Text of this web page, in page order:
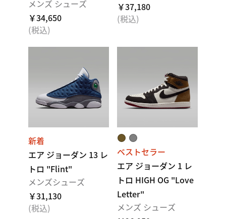
メンズ シューズ
￥34,650
(税込)
￥37,180
(税込)
新着
エア ジョーダン 13 レ
トロ "Flint"
メンズシューズ
￥31,130
(税込)
ベストセラー
エア ジョーダン 1 レ
トロ HIGH OG "Love
Letter"
メンズ シューズ